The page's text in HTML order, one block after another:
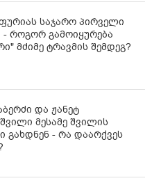
საჯარო პირველი
- როგორ გამოიყურება
მძიმე ტრავმის შემდეგ?
და ჟანეტ
მესამე შვილის
გახდნენ - რა დაარქვეს